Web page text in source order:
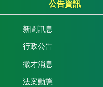
公告資訊
新聞訊息
行政公告
徵才消息
法案動態